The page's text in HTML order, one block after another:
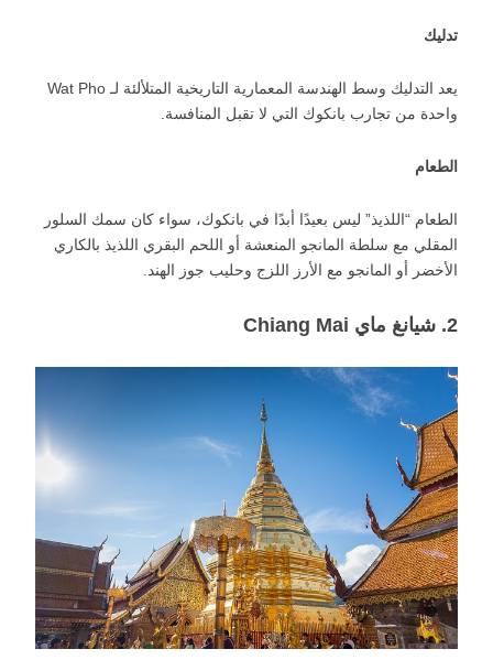
تدليك
يعد التدليك وسط الهندسة المعمارية التاريخية المتلألئة لـ Wat Pho
واحدة من تجارب بانكوك التي لا تقبل المنافسة.
الطعام
الطعام “اللذيذ” ليس بعيدًا أبدًا في بانكوك، سواء كان سمك السلور
المقلي مع سلطة المانجو المنعشة أو اللحم البقري اللذيذ بالكاري
الأخضر أو المانجو مع الأرز اللزج وحليب جوز الهند.
2. شيانغ ماي Chiang Mai